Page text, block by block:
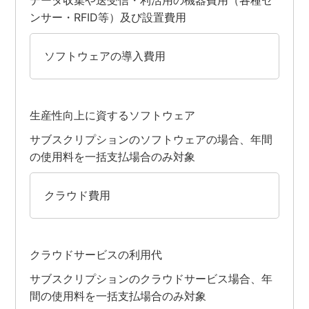
ンサー・RFID等）及び設置費用
ソフトウェアの導入費用
生産性向上に資するソフトウェア
サブスクリプションのソフトウェアの場合、年間
の使用料を一括支払場合のみ対象
クラウド費用
クラウドサービスの利用代
サブスクリプションのクラウドサービス場合、年
間の使用料を一括支払場合のみ対象